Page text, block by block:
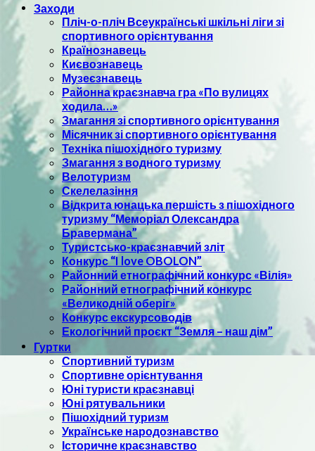
Заходи
Пліч-о-пліч Всеукраїнські шкільні ліги зі
спортивного орієнтування
Країнознавець
Києвознавець
Музеєзнавець
Районна краєзнавча гра «По вулицях
ходила…»
Змагання зі спортивного орієнтування
Місячник зі спортивного орієнтування
Техніка пішохідного туризму
Змагання з водного туризму
Велотуризм
Скелелазіння
Відкрита юнацька першість з пішохідного
туризму “Меморіал Олександра
Бравермана”
Туристсько-краєзнавчий зліт
Конкурс “I love OBOLON”
Районний етнографічний конкурс «Вілія»
Районний етнографічний конкурс
«Великодній оберіг»
Конкурс екскурсоводів
Екологічний проєкт “Земля – наш дім”
Гуртки
Спортивний туризм
Спортивне орієнтування
Юні туристи краєзнавці
Юні рятувальники
Пішохідний туризм
Українське народознавство
Історичне краєзнавство